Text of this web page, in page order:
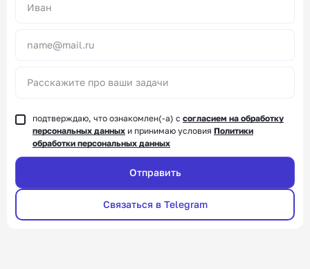
подтверждаю, что ознакомлен(-а) с согласием на обработку
персональных данных и принимаю условия Политики
обработки персональных данных
Связаться в Telegram